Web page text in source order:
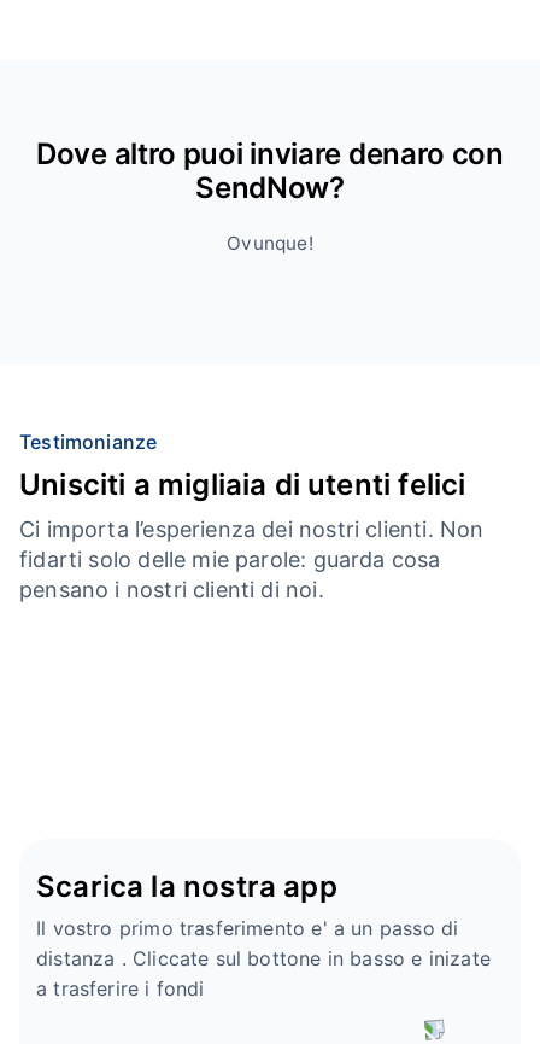
Dove altro puoi inviare denaro con
SendNow?
Ovunque!
Testimonianze
Unisciti a migliaia di utenti felici
Ci importa l’esperienza dei nostri clienti. Non
fidarti solo delle mie parole: guarda cosa
pensano i nostri clienti di noi.
Scarica la nostra app
Il vostro primo trasferimento e' a un passo di
distanza . Cliccate sul bottone in basso e inizate
a trasferire i fondi